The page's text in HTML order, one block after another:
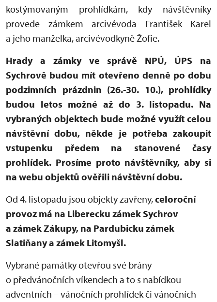
kostýmovaným prohlídkám, kdy návštěvníky
provede zámkem arcivévoda František Karel
a jeho manželka, arcivévodkyně Žofie.
Hrady a zámky ve správě NPÚ, ÚPS na
Sychrově budou mít otevřeno denně po dobu
podzimních prázdnin (26.-30. 10.), prohlídky
budou letos možné až do 3. listopadu. Na
vybraných objektech bude možné využít celou
návštěvní dobu, někde je potřeba zakoupit
vstupenku předem na stanovené časy
prohlídek. Prosíme proto návštěvníky, aby si
na webu objektů ověřili návštěvní dobu.
Od 4. listopadu jsou objekty zavřeny,celoroční
provoz má na Liberecku zámek Sychrov
a zámek Zákupy, na Pardubicku zámek
Slatiňany a zámek Litomyšl.
Vybrané památky otevřou své brány
o předvánočních víkendech a to s nabídkou
adventních – vánočních prohlídek či vánočních